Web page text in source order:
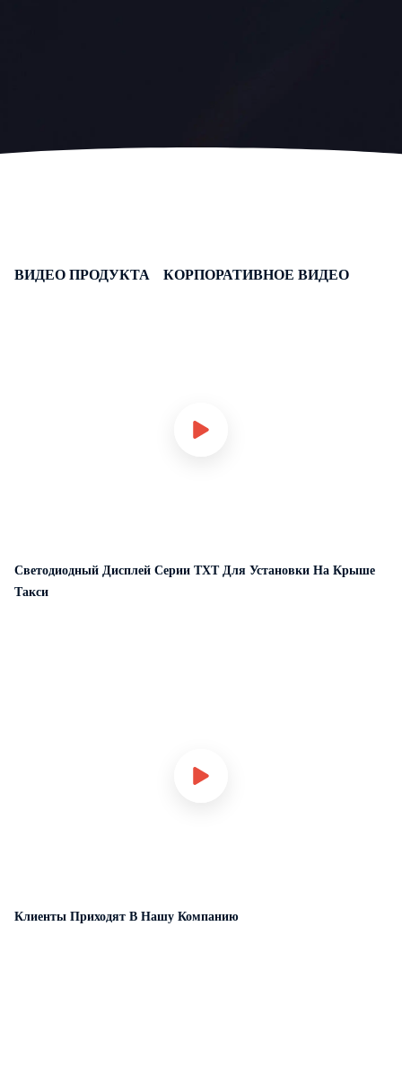
ВИДЕО ПРОДУКТА КОРПОРАТИВНОЕ ВИДЕО
Светодиодный Дисплей Серии TXT Для Установки На Крыше
Такси
Клиенты Приходят В Нашу Компанию